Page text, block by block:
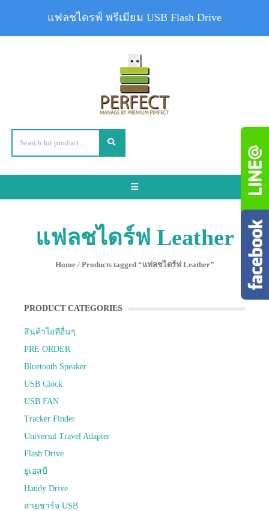
Toggle
แฟลชไดร์ฟ Leather
Home/ Products tagged “แฟลชไดร์ฟ Leather”
PRODUCT CATEGORIES
สินค้าไอทีอื่นๆ
PRE ORDER
Bluetooth Speaker
USB Clock
USB FAN
Tracker Finder
Universal Travel Adapter
Flash Drive
ยูเอสบี
Handy Drive
สายชาร์จ USB
แฟลชไดรฟ์ พรีเมียม USB Flash Drive